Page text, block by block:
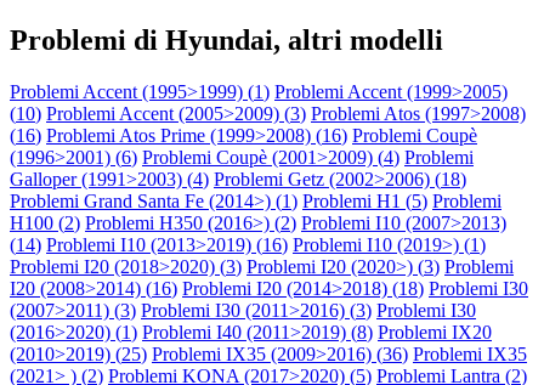
Problemi di Hyundai, altri modelli
Problemi Accent (1995>1999) (1) Problemi Accent (1999>2005)
(10) Problemi Accent (2005>2009) (3) Problemi Atos (1997>2008)
(16) Problemi Atos Prime (1999>2008) (16) Problemi Coupè
(1996>2001) (6) Problemi Coupè (2001>2009) (4) Problemi
Galloper (1991>2003) (4) Problemi Getz (2002>2006) (18)
Problemi Grand Santa Fe (2014>) (1) Problemi H1 (5) Problemi
H100 (2) Problemi H350 (2016>) (2) Problemi I10 (2007>2013)
(14) Problemi I10 (2013>2019) (16) Problemi I10 (2019>) (1)
Problemi I20 (2018>2020) (3) Problemi I20 (2020>) (3) Problemi
I20 (2008>2014) (16) Problemi I20 (2014>2018) (18) Problemi I30
(2007>2011) (3) Problemi I30 (2011>2016) (3) Problemi I30
(2016>2020) (1) Problemi I40 (2011>2019) (8) Problemi IX20
(2010>2019) (25) Problemi IX35 (2009>2016) (36) Problemi IX35
(2021> ) (2) Problemi KONA (2017>2020) (5) Problemi Lantra (2)